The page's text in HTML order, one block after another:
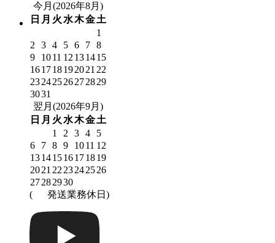
今月(2026年8月)
日 月 火 水木金土
1
2
3 4 5 6 7 8
9
1011 12 131415
161718192021 22
23242526272829
3031
翌月(2026年9月)
日 月 火 水木金土
1
2 3 4
5
6
7 8 9 1011 12
13141516171819
2021 22 23242526
27282930
(
発送業務休日)